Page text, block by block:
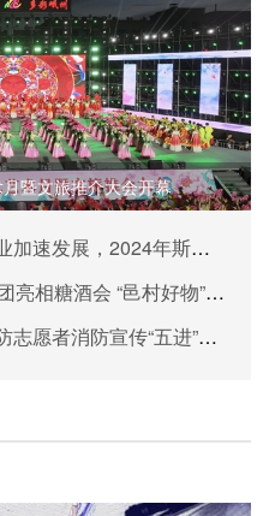
暨文旅推介大会开幕
助力中国台球文化事业加速发展，2024年斯诺克“小铁自助台球
14个和美乡村产品组团亮相糖酒会 “邑村好物”释放多元合作信
广东省清远市高校消防志愿者消防宣传“五进”活动正式启动